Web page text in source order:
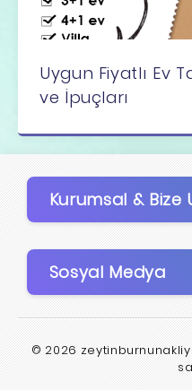
Uygun Fiyatlı Ev
ve İpuçları
Kurumsal & Bize
Sosyal Medya
© 2026